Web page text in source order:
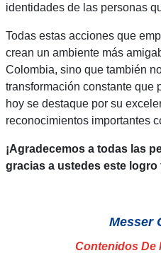
identidades de las personas
Todas estas acciones que
crean un ambiente más
Colombia, sino que también
transformación constante que
hoy se destaque por su
reconocimientos importantes
¡Agradecemos a todas las
gracias a ustedes este logro
Messer
Contenidos De